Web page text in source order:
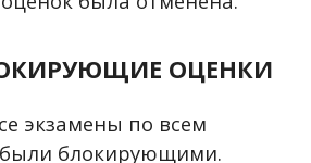
ОЦЕНКИ
экзамены по всем
блокирующими.